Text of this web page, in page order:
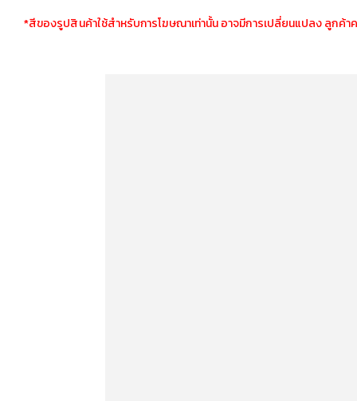
*สีของรูปสินค้าใช้สำหรับการโฆษณาเท่านั้น อาจมีการเปลี่ยนแปลง ลูกค้า